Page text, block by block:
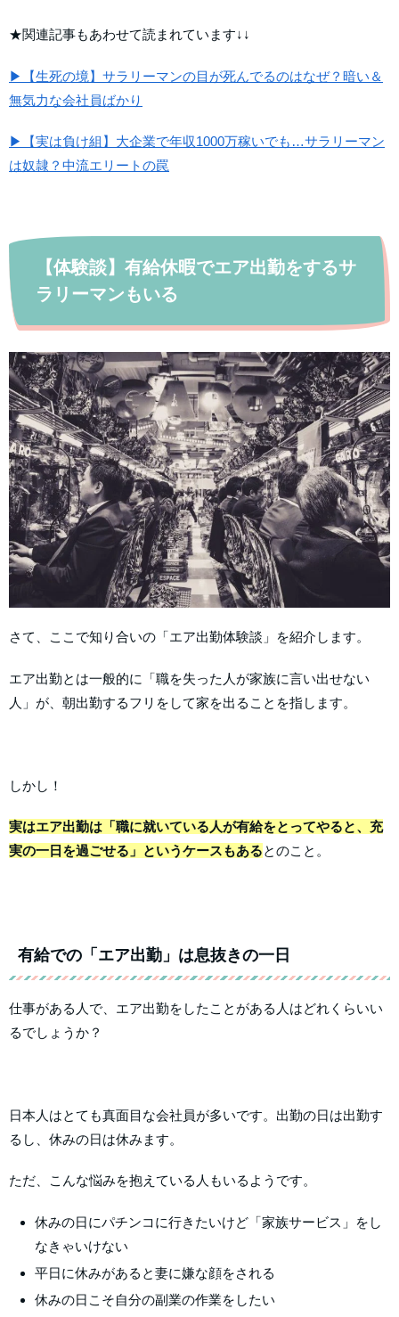
★関連記事もあわせて読まれています↓↓
▶【生死の境】サラリーマンの目が死んでるのはなぜ？暗い＆
無気力な会社員ばかり
▶【実は負け組】大企業で年収1000万稼いでも…サラリーマン
は奴隷？中流エリートの罠
【体験談】有給休暇でエア出勤をするサ
ラリーマンもいる
さて、ここで知り合いの「エア出勤体験談」を紹介します。
エア出勤とは一般的に「職を失った人が家族に言い出せない
人」が、朝出勤するフリをして家を出ることを指します。
しかし！
実はエア出勤は「職に就いている人が有給をとってやると、充
実の一日を過ごせる」というケースもあるとのこと。
有給での「エア出勤」は息抜きの一日
仕事がある人で、エア出勤をしたことがある人はどれくらいい
るでしょうか？
日本人はとても真面目な会社員が多いです。出勤の日は出勤す
るし、休みの日は休みます。
ただ、こんな悩みを抱えている人もいるようです。
休みの日にパチンコに行きたいけど「家族サービス」をし
なきゃいけない
平日に休みがあると妻に嫌な顔をされる
休みの日こそ自分の副業の作業をしたい